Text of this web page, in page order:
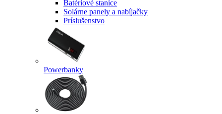
Batériové stanice
Solárne panely a nabíjačky
Príslušenstvo
Powerbanky